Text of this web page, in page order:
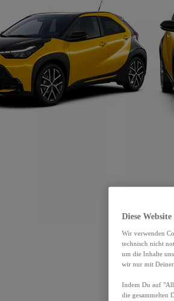
Diese
Wir verwenden
technisch nicht
um die Inhalte
wir nur mit
Indem Du auf
die gesammelten